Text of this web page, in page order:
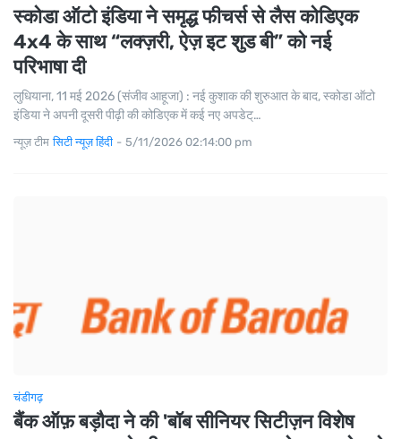
स्कोडा ऑटो इंडिया ने समृद्ध फीचर्स से लैस कोडिएक
4x4 के साथ “लक्ज़री, ऐज़ इट शुड बी” को नई
परिभाषा दी
लुधियाना, 11 मई 2026 (संजीव आहूजा) : नई कुशाक की शुरुआत के बाद, स्कोडा ऑटो
इंडिया ने अपनी दूसरी पीढ़ी की कोडिएक में कई नए अपडेट्…
न्यूज़ टीम सिटी न्यूज़ हिंदी - 5/11/2026 02:14:00 pm
चंडीगढ़
बैंक ऑफ़ बड़ौदा ने की 'बॉब सीनियर सिटीज़न विशेष